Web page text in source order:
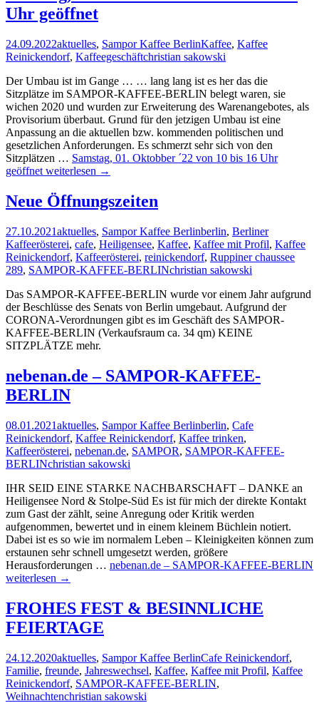
Uhr geöffnet
24.09.2022aktuelles, Sampor Kaffee BerlinKaffee, Kaffee
Reinickendorf, Kaffeegeschäftchristian sakowski
Der Umbau ist im Gange … … lang lang ist es her das die
Sitzplätze im SAMPOR-KAFFEE-BERLIN belegt waren, sie
wichen 2020 und wurden zur Erweiterung des Warenangebotes, als
Provisorium überbaut. Grund für den jetzigen Umbau ist eine
Anpassung an die aktuellen bzw. kommenden politischen und
gesetzlichen Anforderungen. Es schmerzt sehr sich von den
Sitzplätzen … Samstag, 01. Oktobber ´22 von 10 bis 16 Uhr
geöffnet weiterlesen →
Neue Öffnungszeiten
27.10.2021aktuelles, Sampor Kaffee Berlinberlin, Berliner
Kaffeerösterei, cafe, Heiligensee, Kaffee, Kaffee mit Profil, Kaffee
Reinickendorf, Kaffeerösterei, reinickendorf, Ruppiner chaussee
289, SAMPOR-KAFFEE-BERLINchristian sakowski
Das SAMPOR-KAFFEE-BERLIN wurde vor einem Jahr aufgrund
der Beschlüsse des Senats von Berlin umgebaut. Aufgrund der
CORONA-Verordnungen gibt es im Geschäft des SAMPOR-
KAFFEE-BERLIN (Verkaufsraum ca. 34 qm) KEINE
SITZPLÄTZE mehr.
nebenan.de – SAMPOR-KAFFEE-
BERLIN
08.01.2021aktuelles, Sampor Kaffee Berlinberlin, Cafe
Reinickendorf, Kaffee Reinickendorf, Kaffee trinken,
Kaffeerösterei, nebenan.de, SAMPOR, SAMPOR-KAFFEE-
BERLINchristian sakowski
IHR SEID EINE STARKE NACHBARSCHAFT – DANKE an
Heiligensee Nord & Stolpe-Süd Es ist für mich der direkte Kontakt
zum Gast der zählt, seine Anregung oder Kritik werden
aufgenommen, bewertet und in einem kleinem Büchlein notiert.
Dabei ist es so wie im normalem Leben – Kleinigkeiten können zum
erstaunen sehr schnell umgesetzt werden, größere
Herausforderungen … nebenan.de – SAMPOR-KAFFEE-BERLIN
weiterlesen →
FROHES FEST & BESINNLICHE
FEIERTAGE
24.12.2020aktuelles, Sampor Kaffee BerlinCafe Reinickendorf,
Familie, freunde, Jahreswechsel, Kaffee, Kaffee mit Profil, Kaffee
Reinickendorf, SAMPOR-KAFFEE-BERLIN,
Weihnachtenchristian sakowski